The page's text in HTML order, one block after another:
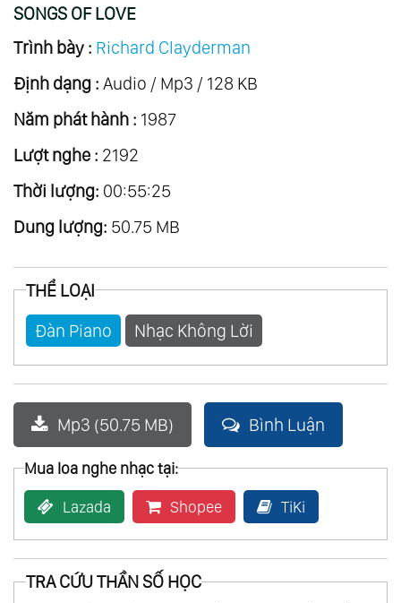
24.Thailand Mon Amour
25.Zodiacal Symphony
26.Anemos
27.Concerto
29. The Fantastic Movie Story Of Ennio
Morricone
30.Il Y A Toujours De Soleil ...au Dessus Des
31. Romantic Dreams
32.Mis Canciones Favoritas Vol.1
33. Mis Canciones Favoritas Vol.2
34.My Classic Collection
35.Serenaden
36.America Latina... Vol.2 Mon Amour
Meisterstucke Vol.2
39. Remembering The Movies
40.Ballade Pour Adeline Vol.2
41. Desperado
SONGS OF LOVE
Trình bày : Richard Clayderman
Định dạng : Audio / Mp3 / 128 KB
Năm phát hành : 1987
Lượt nghe : 2192
Thời lượng: 00:55:25
Dung lượng: 50.75 MB
THỂ LOẠI
Đàn Piano
Nhạc Không Lời
Mp3 (50.75 MB) Bình Luận
Mua loa nghe nhạc tại:
Lazada Shopee TiKi
TRA CỨU THẦN SỐ HỌC